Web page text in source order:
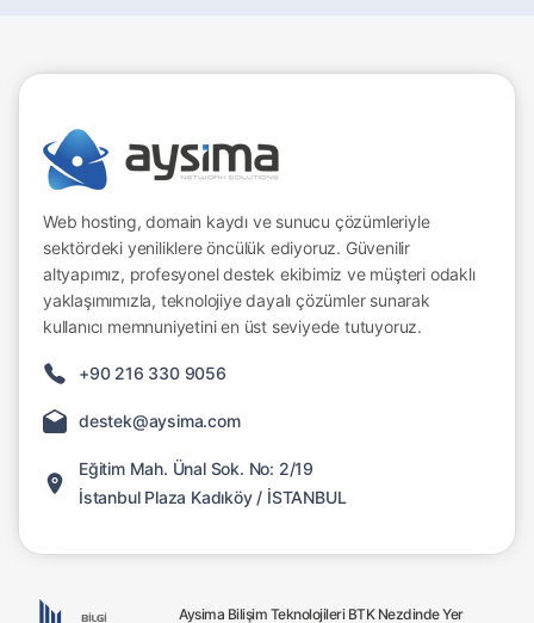
Web hosting, domain kaydı ve sunucu çözümleriyle
sektördeki yeniliklere öncülük ediyoruz. Güvenilir
altyapımız, profesyonel destek ekibimiz ve müşteri odaklı
yaklaşımımızla, teknolojiye dayalı çözümler sunarak
kullanıcı memnuniyetini en üst seviyede tutuyoruz.
+90 216 330 9056
destek@aysima.com
Eğitim Mah. Ünal Sok. No: 2/19
İstanbul Plaza Kadıköy / İSTANBUL
Aysima Bilişim Teknolojileri BTK Nezdinde Yer